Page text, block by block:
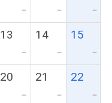
ー ー ー
13
ー
14
ー
15
ー
20
ー
21
ー
22
ー